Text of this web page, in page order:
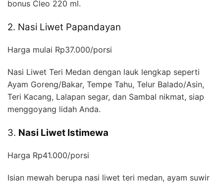
bonus Cleo 220 ml.
2. Nasi Liwet Papandayan
Harga mulai Rp37.000/porsi
Nasi Liwet Teri Medan dengan lauk lengkap seperti
Ayam Goreng/Bakar, Tempe Tahu, Telur Balado/Asin,
Teri Kacang, Lalapan segar, dan Sambal nikmat, siap
menggoyang lidah Anda.
3. Nasi Liwet Istimewa
Harga Rp41.000/porsi
Isian mewah berupa nasi liwet teri medan, ayam suwir